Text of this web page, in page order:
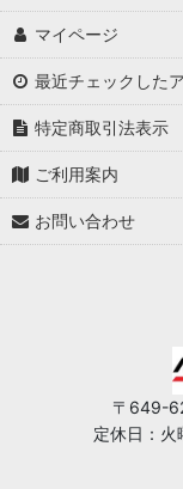
マイページ
最近チェックした
特定商取引法表示
ご利用案内
お問い合わせ
〒649-
定休日：